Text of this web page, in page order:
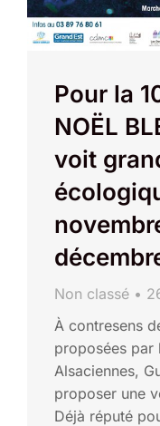
Pour la
NOËL
voit
Non classé
À contresens
proposées par
Alsaciennes,
proposer une
Déjà réputé